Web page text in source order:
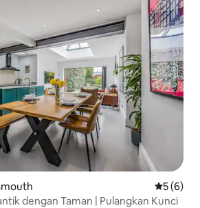
5 (6)
dengan Taman | Pulangkan Kunci